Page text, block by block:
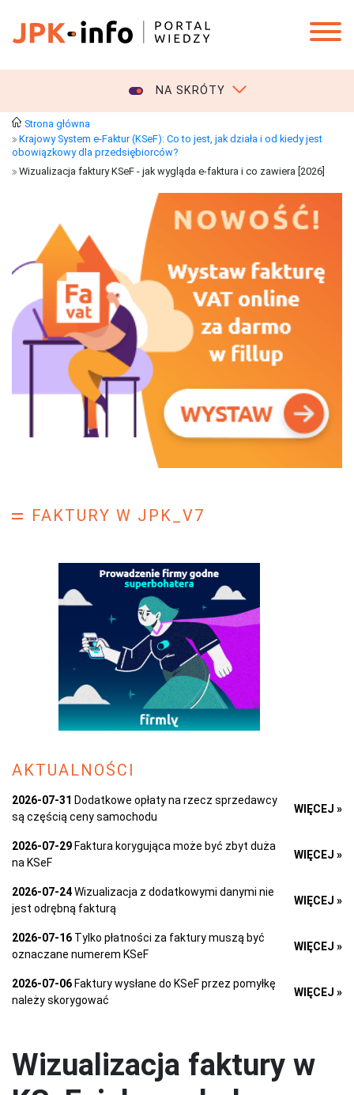
NA SKRÓTY
Strona główna
Krajowy System e-Faktur (KSeF): Co to jest, jak działa i od kiedy jest
obowiązkowy dla przedsiębiorców?
Wizualizacja faktury KSeF - jak wygląda e-faktura i co zawiera [2026]
FAKTURY W JPK_V7
AKTUALNOŚCI
2026-07-31 Dodatkowe opłaty na rzecz sprzedawcy
są częścią ceny samochodu
WIĘCEJ »
2026-07-29 Faktura korygująca może być zbyt duża
na KSeF
WIĘCEJ »
2026-07-24Wizualizacja z dodatkowymi danymi nie
jest odrębną fakturą
WIĘCEJ »
2026-07-16 Tylko płatności za faktury muszą być
oznaczane numerem KSeF
WIĘCEJ »
2026-07-06 Faktury wysłane do KSeF przez pomyłkę
należy skorygować
WIĘCEJ »
Wizualizacja faktury w